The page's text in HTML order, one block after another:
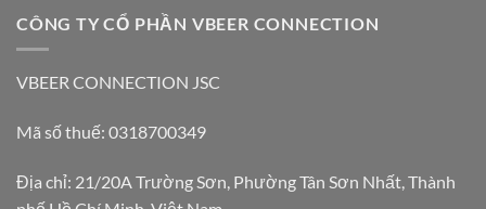
CÔNG TY CỔ PHẦN VBEER CONNECTION
VBEER CONNECTION JSC
Mã số thuế: 0318700349
Địa chỉ: 21/20A Trường Sơn, Phường Tân Sơn Nhất, Thành